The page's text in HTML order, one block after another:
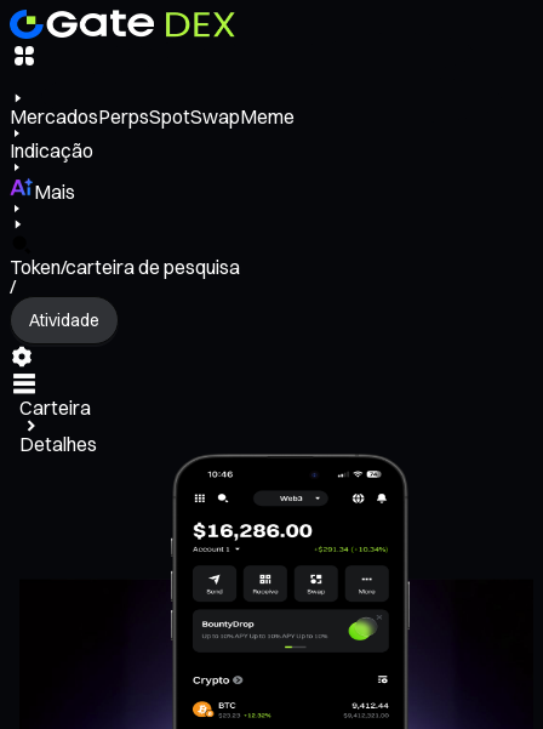
MercadosPerpsSpotSwapMeme
Indicação
Mais
Token/carteira de pesquisa
/
Atividade
Carteira
Detalhes